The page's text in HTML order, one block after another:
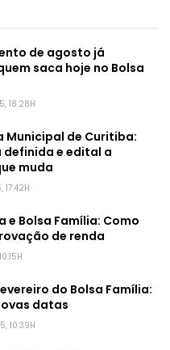
de agosto já
saca hoje no Bolsa
18:28H
Municipal de Curitiba:
definida e edital a
muda
17:42H
e Bolsa Família: Como
de renda
do Bolsa Família:
datas
10:39H